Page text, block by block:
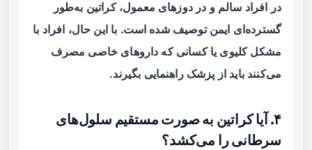
در افراد سالم و در دوزهای معمول، کراتین به‌طور
گسترده‌ای ایمن توصیف شده است. با این حال، افراد با
مشکل کلیوی یا کسانی که داروهای خاصی مصرف
می‌کنند باید از پزشک راهنمایی بگیرند.
۴. آیا کراتین به صورت مستقیم سلول‌های
سرطانی را می‌کشد؟